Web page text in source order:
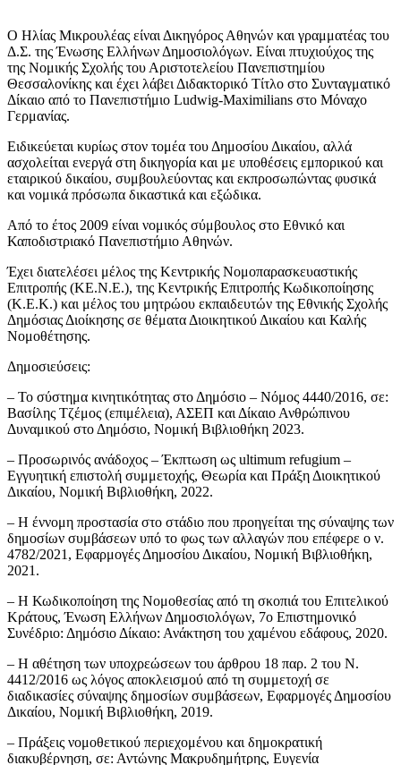
Ο Ηλίας Μικρουλέας είναι Δικηγόρος Αθηνών και γραμματέας του
Δ.Σ. της Ένωσης Ελλήνων Δημοσιολόγων. Είναι πτυχιούχος της
της Νομικής Σχολής του Αριστοτελείου Πανεπιστημίου
Θεσσαλονίκης και έχει λάβει Διδακτορικό Τίτλο στο Συνταγματικό
Δίκαιο από το Πανεπιστήμιο Ludwig-Maximilians στο Μόναχο
Γερμανίας.
Eιδικεύεται κυρίως στον τομέα του Δημοσίου Δικαίου, αλλά
ασχολείται ενεργά στη δικηγορία και με υποθέσεις εμπορικού και
εταιρικού δικαίου, συμβουλεύοντας και εκπροσωπώντας φυσικά
και νομικά πρόσωπα δικαστικά και εξώδικα.
Από το έτος 2009 είναι νομικός σύμβουλος στο Εθνικό και
Καποδιστριακό Πανεπιστήμιο Αθηνών.
Έχει διατελέσει μέλος της Κεντρικής Νομοπαρασκευαστικής
Επιτροπής (ΚΕ.Ν.Ε.), της Κεντρικής Επιτροπής Κωδικοποίησης
(Κ.Ε.Κ.) και μέλος του μητρώου εκπαιδευτών της Εθνικής Σχολής
Δημόσιας Διοίκησης σε θέματα Διοικητικού Δικαίου και Καλής
Νομοθέτησης.
Δημοσιεύσεις:
– Το σύστημα κινητικότητας στο Δημόσιο – Νόμος 4440/2016, σε:
Βασίλης Τζέμος (επιμέλεια), ΑΣΕΠ και Δίκαιο Ανθρώπινου
Δυναμικού στο Δημόσιο, Νομική Βιβλιοθήκη 2023.
– Προσωρινός ανάδοχος – Έκπτωση ως ultimum refugium –
Εγγυητική επιστολή συμμετοχής, Θεωρία και Πράξη Διοικητικού
Δικαίου, Νομική Βιβλιοθήκη, 2022.
– Η έννομη προστασία στο στάδιο που προηγείται της σύναψης των
δημοσίων συμβάσεων υπό το φως των αλλαγών που επέφερε ο ν.
4782/2021, Εφαρμογές Δημοσίου Δικαίου, Νομική Βιβλιοθήκη,
2021.
– Η Κωδικοποίηση της Νομοθεσίας από τη σκοπιά του Επιτελικού
Κράτους, Ένωση Ελλήνων Δημοσιολόγων, 7ο Επιστημονικό
Συνέδριο: Δημόσιο Δίκαιο: Ανάκτηση του χαμένου εδάφους, 2020.
– Η αθέτηση των υποχρεώσεων του άρθρου 18 παρ. 2 του Ν.
4412/2016 ως λόγος αποκλεισμού από τη συμμετοχή σε
διαδικασίες σύναψης δημοσίων συμβάσεων, Εφαρμογές Δημοσίου
Δικαίου, Νομική Βιβλιοθήκη, 2019.
– Πράξεις νομοθετικού περιεχομένου και δημοκρατική
διακυβέρνηση, σε: Αντώνης Μακρυδημήτρης, Ευγενία